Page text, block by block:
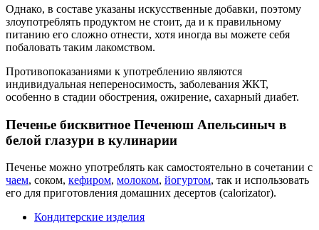
Однако, в составе указаны искусственные добавки, поэтому
злоупотреблять продуктом не стоит, да и к правильному
питанию его сложно отнести, хотя иногда вы можете себя
побаловать таким лакомством.
Противопоказаниями к употреблению являются
индивидуальная непереносимость, заболевания ЖКТ,
особенно в стадии обострения, ожирение, сахарный диабет.
Печенье бисквитное Печенюш Апельсиныч в
белой глазури в кулинарии
Печенье можно употреблять как самостоятельно в сочетании с
чаем, соком, кефиром, молоком, йогуртом, так и использовать
его для приготовления домашних десертов (calorizator).
Кондитерские изделия